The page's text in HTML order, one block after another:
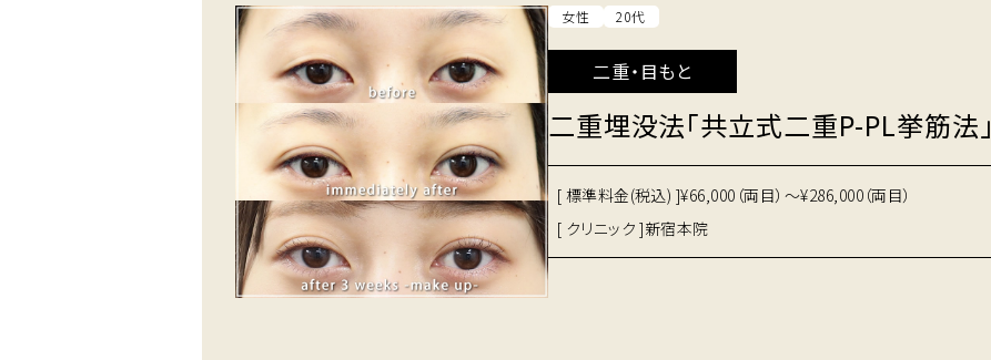
女性 20代
二重・目もと
二重埋没法「共立式二重P-PL挙筋法」
[ 標準料金(税込) ]¥66,000（両目）～¥286,000（両目）
[ クリニック ]新宿本院